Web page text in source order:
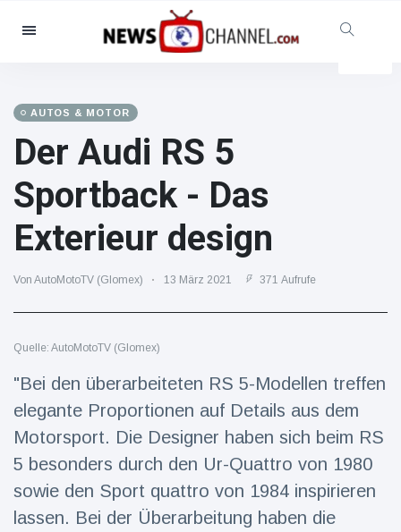
Kategorien
Soziales & Spaß
Kino und TV
(12454)
Promis
(39366)
Mode & Schönheit
(2776)
Essen und Trinken
Lifestyle
(30318)
Gesundheit & Fitness
Reisen & Abenteuer
(2252)
Neueste
Nachrichten
AUTOS & MOTOR
Der Audi RS 5
Sportback - Das
Exterieur design
Von AutoMotoTV (Glomex) 13 März 2021 371 Aufrufe
Quelle: AutoMotoTV (Glomex)
"Bei den überarbeiteten RS 5-Modellen treffen
elegante Proportionen auf Details aus dem
Motorsport. Die Designer haben sich beim RS
5 besonders durch den Ur-Quattro von 1980
sowie den Sport quattro von 1984 inspirieren
lassen. Bei der Überarbeitung haben die